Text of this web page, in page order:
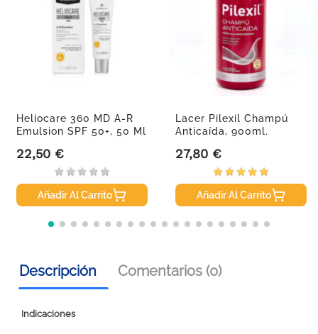
Heliocare 360 MD A-R
Emulsion SPF 50+, 50 Ml
Precio
22,50 €
Añadir Al Carrito
Lacer Pilexil Champú
Anticaída, 900ml.
Precio
27,80 €
Añadir Al Carrito
Descripción Comentarios (0)
Indicaciones